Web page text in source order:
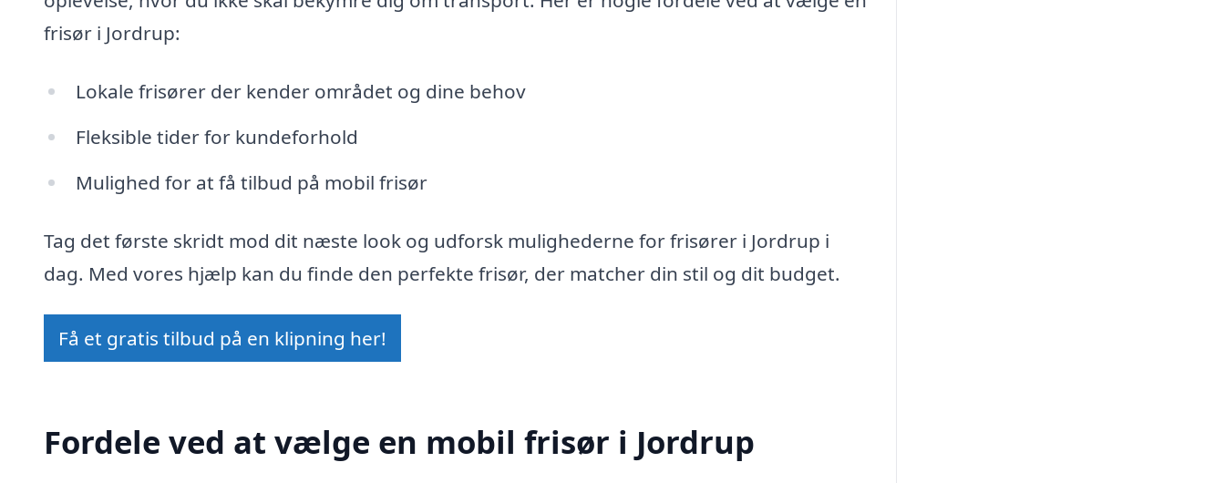
frisør i Jordrup:
Lokale frisører der kender området og dine behov
Fleksible tider for kundeforhold
Mulighed for at få tilbud på mobil frisør
Tag det første skridt mod dit næste look og udforsk mulighederne for frisører i Jordrup i
dag. Med vores hjælp kan du finde den perfekte frisør, der matcher din stil og dit budget.
Få et gratis tilbud på en klipning her!
Fordele ved at vælge en mobil frisør i Jordrup